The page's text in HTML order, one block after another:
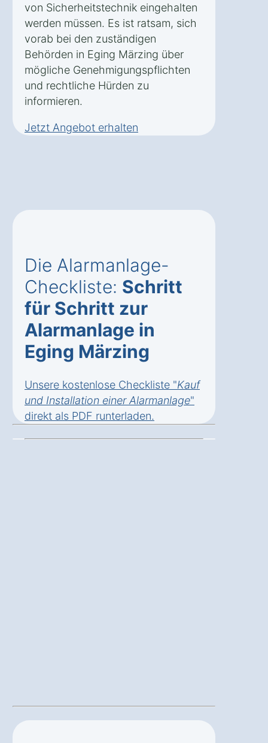
von Sicherheitstechnik eingehalten
werden müssen. Es ist ratsam, sich
vorab bei den zuständigen
Behörden in Eging Märzing über
mögliche Genehmigungspflichten
und rechtliche Hürden zu
informieren.
Jetzt Angebot erhalten
Die Alarmanlage-
Checkliste: Schritt
für Schritt zur
Alarmanlage in
Eging Märzing
Unsere kostenlose Checkliste "Kauf
und Installation einer Alarmanlage"
direkt als PDF runterladen.